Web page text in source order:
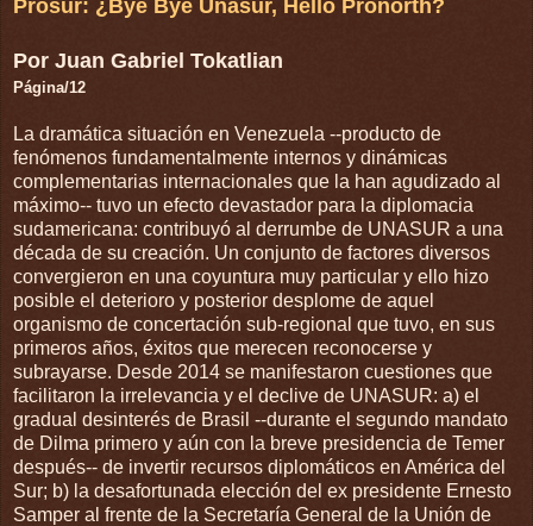
Prosur: ¿Bye Bye Unasur, Hello Pronorth?
Por Juan Gabriel Tokatlian
Página/12
La dramática situación en Venezuela --producto de
fenómenos fundamentalmente internos y dinámicas
complementarias internacionales que la han agudizado al
máximo-- tuvo un efecto devastador para la diplomacia
sudamericana: contribuyó al derrumbe de UNASUR a una
década de su creación. Un conjunto de factores diversos
convergieron en una coyuntura muy particular y ello hizo
posible el deterioro y posterior desplome de aquel
organismo de concertación sub-regional que tuvo, en sus
primeros años, éxitos que merecen reconocerse y
subrayarse. Desde 2014 se manifestaron cuestiones que
facilitaron la irrelevancia y el declive de UNASUR: a) el
gradual desinterés de Brasil --durante el segundo mandato
de Dilma primero y aún con la breve presidencia de Temer
después-- de invertir recursos diplomáticos en América del
Sur; b) la desafortunada elección del ex presidente Ernesto
Samper al frente de la Secretaría General de la Unión de